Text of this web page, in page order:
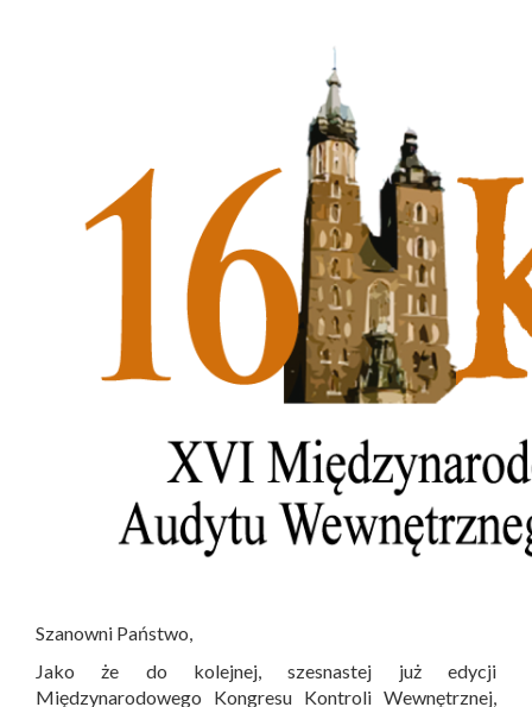
Szanowni Państwo,
Jako że do kolejnej, szesnastej już edycji
Międzynarodowego Kongresu Kontroli Wewnętrznej,